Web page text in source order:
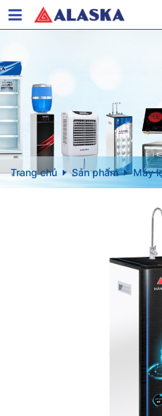
Trang chủ Sản phẩm Máy